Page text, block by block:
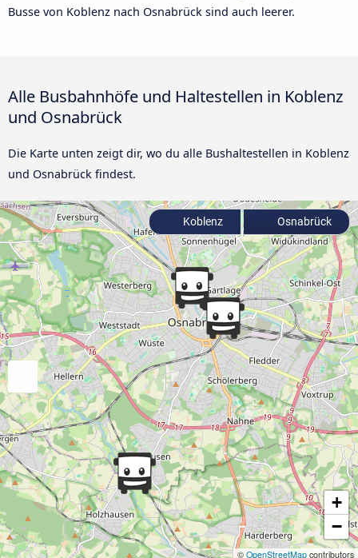
Busse von Koblenz nach Osnabrück sind auch leerer.
Alle Busbahnhöfe und Haltestellen in Koblenz
und Osnabrück
Die Karte unten zeigt dir, wo du alle Bushaltestellen in Koblenz
und Osnabrück findest.
+
−
© OpenStreetMap contributors
Koblenz Osnabrück